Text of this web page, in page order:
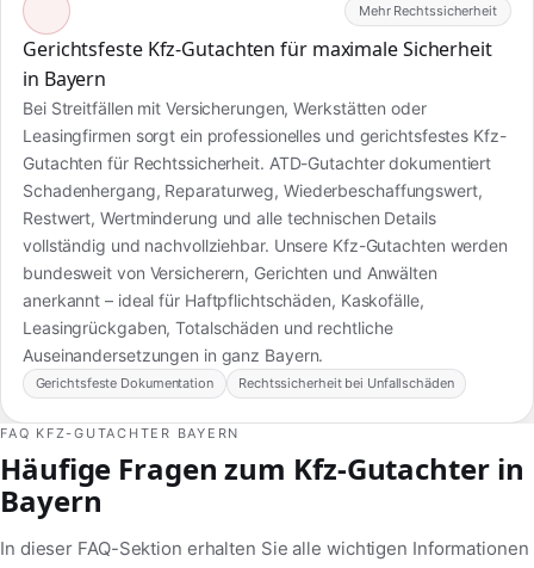
Mehr Rechtssicherheit
Gerichtsfeste Kfz-Gutachten für maximale Sicherheit
in Bayern
Bei Streitfällen mit Versicherungen, Werkstätten oder
Leasingfirmen sorgt ein professionelles und gerichtsfestes Kfz-
Gutachten für Rechtssicherheit. ATD-Gutachter dokumentiert
Schadenhergang, Reparaturweg, Wiederbeschaffungswert,
Restwert, Wertminderung und alle technischen Details
vollständig und nachvollziehbar. Unsere Kfz-Gutachten werden
bundesweit von Versicherern, Gerichten und Anwälten
anerkannt – ideal für Haftpflichtschäden, Kaskofälle,
Leasingrückgaben, Totalschäden und rechtliche
Auseinandersetzungen in ganz Bayern.
Gerichtsfeste Dokumentation Rechtssicherheit bei Unfallschäden
FAQ KFZ-GUTACHTER BAYERN
Häufige Fragen zum Kfz-Gutachter in
Bayern
In dieser FAQ-Sektion erhalten Sie alle wichtigen Informationen